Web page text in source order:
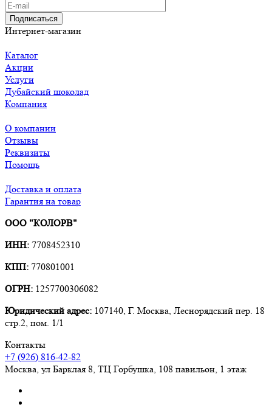
Подписаться
Интернет-магазин
Каталог
Акции
Услуги
Дубайский шоколад
Компания
О компании
Отзывы
Реквизиты
Помощь
Доставка и оплата
Гарантия на товар
ООО "КОЛОРВ"
ИНН: 7708452310
КПП: 770801001
ОГРН: 1257700306082
Юридический адрес: 107140, Г. Москва, Леснорядский пер. 18
стр.2, пом. 1/1
Контакты
+7 (926) 816-42-82
Москва, ул Барклая 8, ТЦ Горбушка, 108 павильон, 1 этаж